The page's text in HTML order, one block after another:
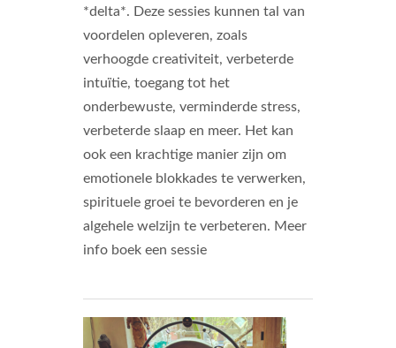
*delta*. Deze sessies kunnen tal van
voordelen opleveren, zoals
verhoogde creativiteit, verbeterde
intuïtie, toegang tot het
onderbewuste, verminderde stress,
verbeterde slaap en meer. Het kan
ook een krachtige manier zijn om
emotionele blokkades te verwerken,
spirituele groei te bevorderen en je
algehele welzijn te verbeteren. Meer
info boek een sessie